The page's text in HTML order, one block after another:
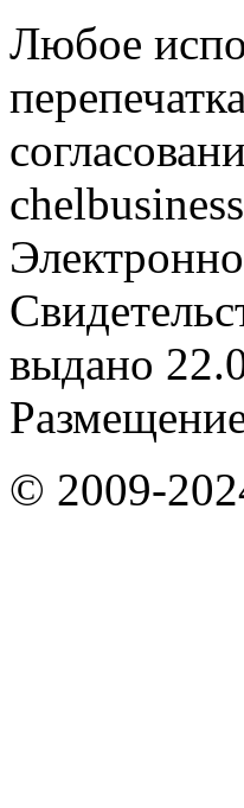
Любое
выдано
© 2009-